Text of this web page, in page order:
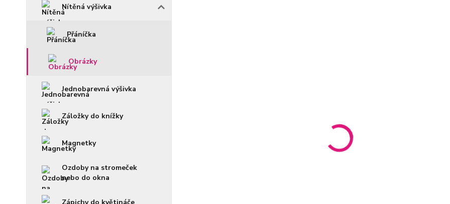
Nítěná výšivka
Přáníčka
Obrázky
Jednobarevná výšivka
Záložky do knížky
Magnetky
Ozdoby na stromeček
nebo do okna